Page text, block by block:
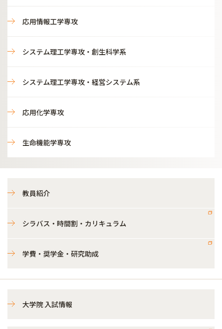
応用情報工学専攻
システム理工学専攻・創生科学系
システム理工学専攻・経営システム系
応用化学専攻
生命機能学専攻
教員紹介
シラバス・時間割・カリキュラム
学費・奨学金・研究助成
大学院 入試情報